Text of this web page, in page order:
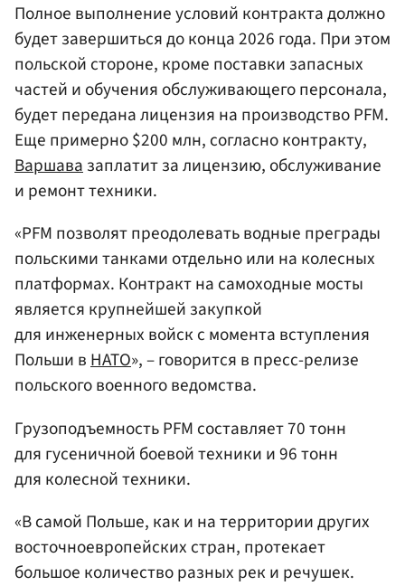
Полное выполнение условий контракта должно
будет завершиться до конца 2026 года. При этом
польской стороне, кроме поставки запасных
частей и обучения обслуживающего персонала,
будет передана лицензия на производство PFM.
Еще примерно $200 млн, согласно контракту,
Варшавазаплатит за лицензию, обслуживание
и ремонт техники.
«PFM позволят преодолевать водные преграды
польскими танками отдельно или на колесных
платформах. Контракт на самоходные мосты
является крупнейшей закупкой
для инженерных войск с момента вступления
Польши вНАТО», – говорится в пресс-релизе
польского военного ведомства.
Грузоподъемность PFM составляет 70 тонн
для гусеничной боевой техники и 96 тонн
для колесной техники.
«В самой Польше, как и на территории других
восточноевропейских стран, протекает
большое количество разных рек и речушек.